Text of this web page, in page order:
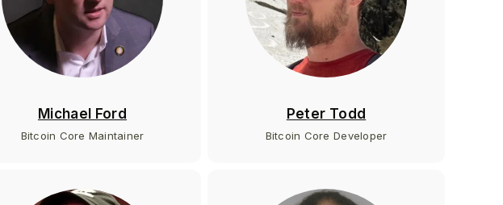
Michael Ford
Bitcoin Core Maintainer
Peter Todd
Bitcoin Core Developer